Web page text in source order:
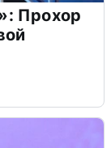
Прохор